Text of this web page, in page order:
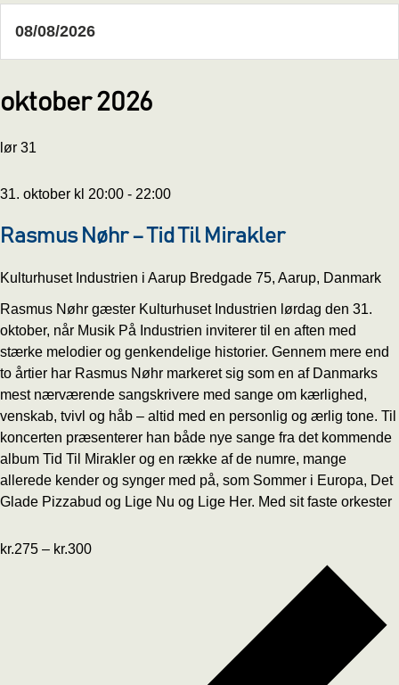
oktober 2026
lør 31
31. oktober kl 20:00 - 22:00
Rasmus Nøhr – Tid Til Mirakler
Kulturhuset Industrien i Aarup Bredgade 75, Aarup, Danmark
Rasmus Nøhr gæster Kulturhuset Industrien lørdag den 31.
oktober, når Musik På Industrien inviterer til en aften med
stærke melodier og genkendelige historier. Gennem mere end
to årtier har Rasmus Nøhr markeret sig som en af Danmarks
mest nærværende sangskrivere med sange om kærlighed,
venskab, tvivl og håb – altid med en personlig og ærlig tone. Til
koncerten præsenterer han både nye sange fra det kommende
album Tid Til Mirakler og en række af de numre, mange
allerede kender og synger med på, som Sommer i Europa, Det
Glade Pizzabud og Lige Nu og Lige Her. Med sit faste orkester
kr.275 – kr.300